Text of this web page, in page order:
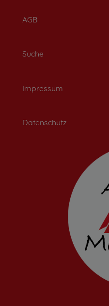
AGB
Suche
Impressum
Datenschutz